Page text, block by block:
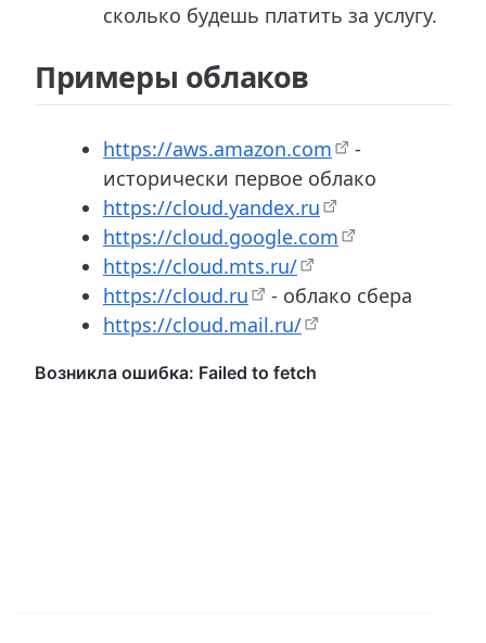
сколько будешь платить за услугу.
Примеры облаков
https://aws.amazon.com
-
исторически первое облако
https://cloud.yandex.ru
https://cloud.google.com
https://cloud.mts.ru/
https://cloud.ru
- облако сбера
https://cloud.mail.ru/